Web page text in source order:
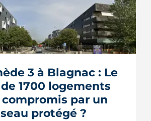
3 à Blagnac : Le
1700 logements
par un
protégé ?